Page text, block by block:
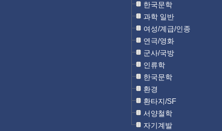
한국문학
과학 일반
여성/계급/인종
연극/영화
군사/국방
인류학
한국문학
환경
환타지/SF
서양철학
자기계발